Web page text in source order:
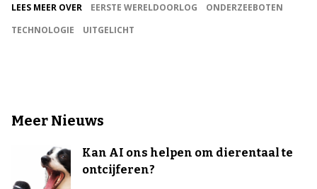
LEES MEER OVER EERSTE WERELDOORLOG
ONDERZEEBOTEN
TECHNOLOGIE
UITGELICHT
Meer Nieuws
Kan AI ons helpen om dierentaal te
ontcijferen?